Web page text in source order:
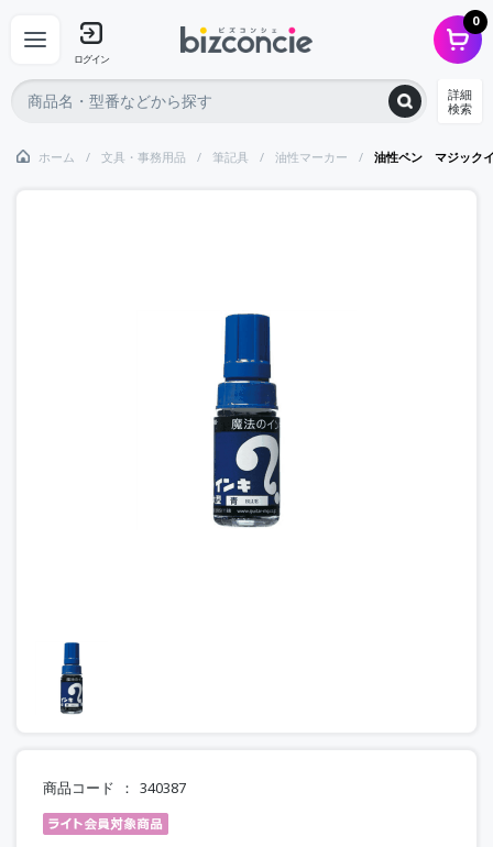
ログイン
0
詳細
検索
ホーム 文具・事務用品 筆記具 油性マーカー 油性ペン マジック
商品コード 340387